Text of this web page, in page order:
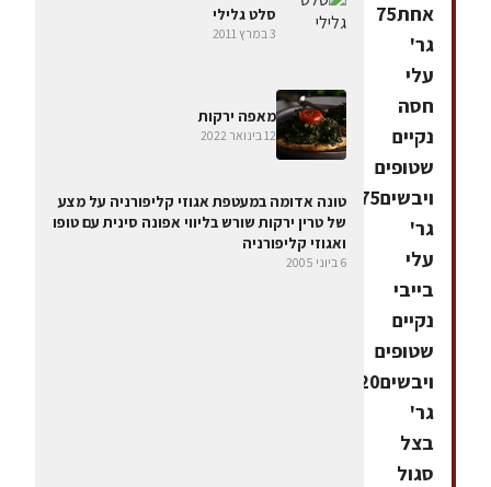
אחת75
גר'
עלי
חסה
נקיים
שטופים
ויבשים75
גר'
עלי
בייבי
נקיים
שטופים
ויבשים20
גר'
בצל
סגול
סלט גלילי
3 במרץ 2011
מאפה ירקות
12 בינואר 2022
טונה אדומה במעטפת אגוזי קליפורניה על מצע
של טרין ירקות שורש בליווי אפונה סינית עם טופו
ואגוזי קליפורניה
6 ביוני 2005